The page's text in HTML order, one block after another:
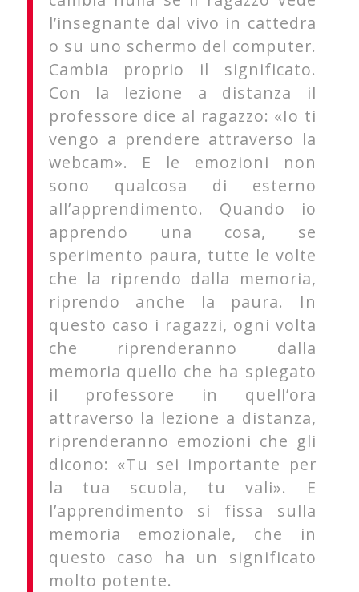
l’insegnante dal vivo in cattedra
o su uno schermo del computer.
Cambia proprio il significato.
Con la lezione a distanza il
professore dice al ragazzo: «Io ti
vengo a prendere attraverso la
webcam». E le emozioni non
sono qualcosa di esterno
all’apprendimento. Quando io
apprendo una cosa, se
sperimento paura, tutte le volte
che la riprendo dalla memoria,
riprendo anche la paura. In
questo caso i ragazzi, ogni volta
che riprenderanno dalla
memoria quello che ha spiegato
il professore in quell’ora
attraverso la lezione a distanza,
riprenderanno emozioni che gli
dicono: «Tu sei importante per
la tua scuola, tu vali». E
l’apprendimento si fissa sulla
memoria emozionale, che in
questo caso ha un significato
molto potente.